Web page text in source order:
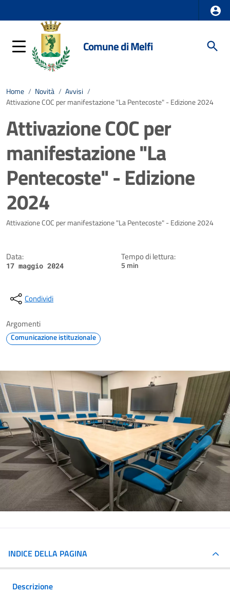
Comune di Melfi
Home / Novità / Avvisi /
Attivazione COC per manifestazione "La Pentecoste" - Edizione 2024
Attivazione COC per
manifestazione "La
Pentecoste" - Edizione
2024
Dettagli della notizia
Attivazione COC per manifestazione "La Pentecoste" - Edizione 2024
Data:
17 maggio 2024
Tempo di lettura:
5 min
Condividi
Argomenti
Comunicazione istituzionale
INDICE DELLA PAGINA
Descrizione